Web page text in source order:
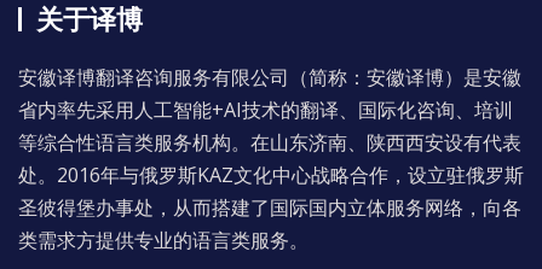
关于译博
安徽译博翻译咨询服务有限公司（简称：安徽译博）是安徽
省内率先采用人工智能+AI技术的翻译、国际化咨询、培训
等综合性语言类服务机构。在山东济南、陕西西安设有代表
处。2016年与俄罗斯KAZ文化中心战略合作，设立驻俄罗斯
圣彼得堡办事处，从而搭建了国际国内立体服务网络，向各
类需求方提供专业的语言类服务。